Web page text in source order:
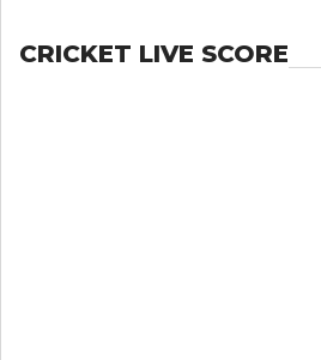
CRICKET LIVE SCORE